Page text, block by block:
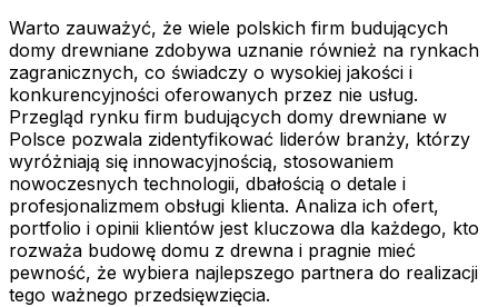
Warto zauważyć, że wiele polskich firm budujących
domy drewniane zdobywa uznanie również na rynkach
zagranicznych, co świadczy o wysokiej jakości i
konkurencyjności oferowanych przez nie usług.
Przegląd rynku firm budujących domy drewniane w
Polsce pozwala zidentyfikować liderów branży, którzy
wyróżniają się innowacyjnością, stosowaniem
nowoczesnych technologii, dbałością o detale i
profesjonalizmem obsługi klienta. Analiza ich ofert,
portfolio i opinii klientów jest kluczowa dla każdego, kto
rozważa budowę domu z drewna i pragnie mieć
pewność, że wybiera najlepszego partnera do realizacji
tego ważnego przedsięwzięcia.